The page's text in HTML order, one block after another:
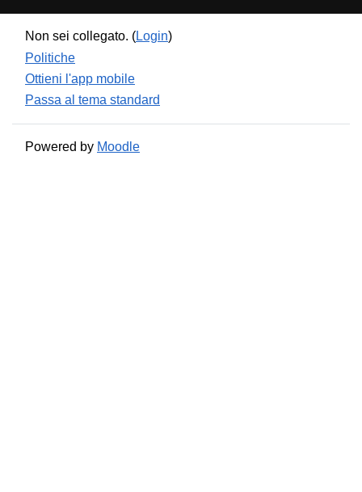
Non sei collegato. (Login)
Politiche
Ottieni l'app mobile
Passa al tema standard
Powered by Moodle